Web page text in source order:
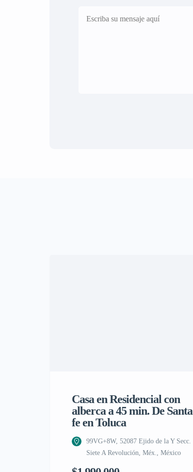
Casa en Residencial con
alberca a 45 min. De Santa
fe en Toluca
99VG+8W, 52087 Ejido de la Y Secc.
Siete A Revolución, Méx., México